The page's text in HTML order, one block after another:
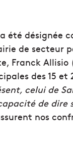
été désignée
de secteur
Franck Allisio
des 15 et
celui de
de
nos